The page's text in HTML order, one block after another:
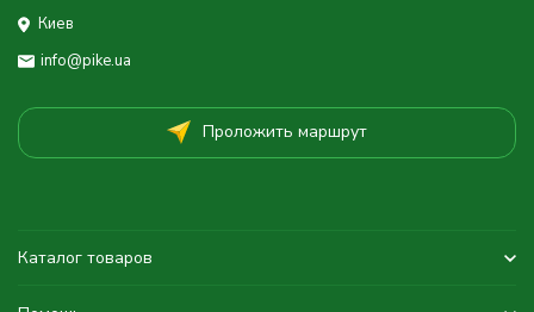
Киев
info@pike.ua
Проложить маршрут
Каталог товаров